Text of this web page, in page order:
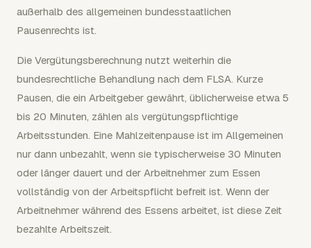
außerhalb des allgemeinen bundesstaatlichen
Pausenrechts ist.
Die Vergütungsberechnung nutzt weiterhin die
bundesrechtliche Behandlung nach dem FLSA. Kurze
Pausen, die ein Arbeitgeber gewährt, üblicherweise etwa 5
bis 20 Minuten, zählen als vergütungspflichtige
Arbeitsstunden. Eine Mahlzeitenpause ist im Allgemeinen
nur dann unbezahlt, wenn sie typischerweise 30 Minuten
oder länger dauert und der Arbeitnehmer zum Essen
vollständig von der Arbeitspflicht befreit ist. Wenn der
Arbeitnehmer während des Essens arbeitet, ist diese Zeit
bezahlte Arbeitszeit.